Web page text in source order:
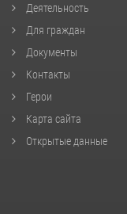
Деятельность
Для граждан
Документы
Контакты
Герои
Карта сайта
Открытые данные